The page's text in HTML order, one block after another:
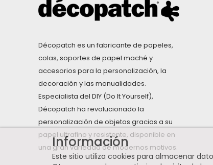
Décopatch es un fabricante de papeles,
colas, soportes de papel maché y
accesorios para la personalización, la
decoración y las manualidades.
Especialista del DIY (Do It Yourself),
Décopatch ha revolucionado la
personalización de objetos gracias a su
papel ultrafino y resistente, disponible en
una gran variedad de modernos motivos.
Información
Este sitio utiliza cookies para almacenar